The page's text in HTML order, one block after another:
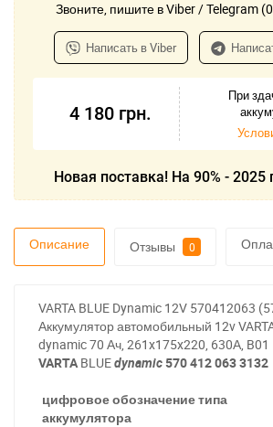
Звоните, пишите в Viber / Telegram
Написать в Viber
4 180 грн.
При
Новая поставка! На 90% - 2025
Описание Отзывы 0
VARTA BLUE Dynamic 12V 570412063
Аккумулятор автомобильный 12v
dynamic 70 Ач, 261x175x220, 630А, B01
VARTABLUEdynamic570 412 063 3132
цифровое обозначение типа
аккумулятора